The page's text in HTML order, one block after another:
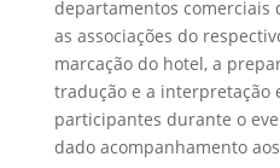
departamentos comerciais
as associações do
marcação do hotel, a
tradução e a interpretação
participantes durante o
dado acompanhamento